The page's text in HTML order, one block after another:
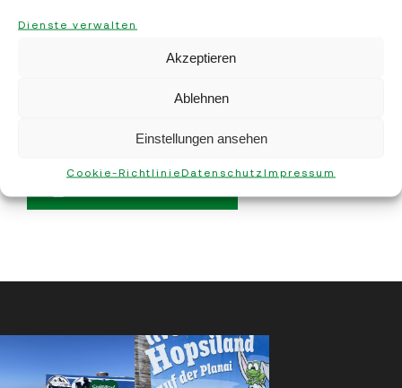
Dienste verwalten
Akzeptieren
Ablehnen
Einstellungen ansehen
Cookie-RichtlinieDatenschutz Impressum
Hier geht’s zur Herz-Sticker